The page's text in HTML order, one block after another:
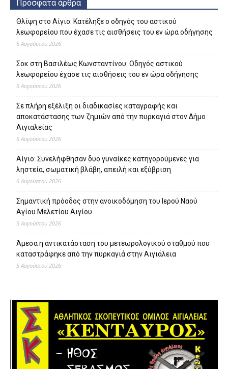
Πρόσφατα άρθρα
Θλίψη στο Αίγιο: Κατέληξε ο οδηγός του αστικού
λεωφορείου που έχασε τις αισθήσεις του εν ώρα οδήγησης
6 Αυγούστου 2026
Σοκ στη Βασιλέως Κωνσταντίνου: Οδηγός αστικού
λεωφορείου έχασε τις αισθήσεις του εν ώρα οδήγησης
6 Αυγούστου 2026
Σε πλήρη εξέλιξη οι διαδικασίες καταγραφής και
αποκατάστασης των ζημιών από την πυρκαγιά στον Δήμο
Αιγιαλείας
6 Αυγούστου 2026
Αίγιο: Συνελήφθησαν δυο γυναίκες κατηγορούμενες για
ληστεία, σωματική βλάβη, απειλή και εξύβριση
6 Αυγούστου 2026
Σημαντική πρόοδος στην ανοικοδόμηση του Ιερού Ναού
Αγίου Μελετίου Αιγίου
5 Αυγούστου 2026
Άμεσα η αντικατάσταση του μετεωρολογικού σταθμού που
καταστράφηκε από την πυρκαγιά στην Αιγιάλεια
5 Αυγούστου 2026